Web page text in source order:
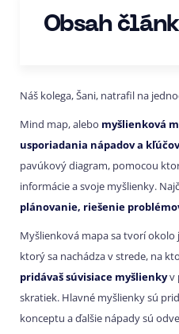
Obsah
Náš kolega, Šani, natrafil na
Mind map, alebo myšlienková
usporiadania nápadov a
pavúkový diagram, pomocou
informácie a svoje myšlienky.
plánovanie, riešenie
Myšlienková mapa sa tvorí
ktorý sa nachádza v strede, na
pridávaš súvisiace myšlienkyv
skratiek. Hlavné myšlienky sú
konceptu a ďalšie nápady sú